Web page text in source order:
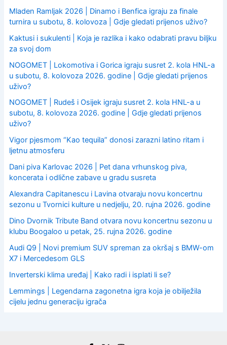
Mladen Ramljak 2026 | Dinamo i Benfica igraju za finale
turnira u subotu, 8. kolovoza | Gdje gledati prijenos uživo?
Kaktusi i sukulenti | Koja je razlika i kako odabrati pravu biljku
za svoj dom
NOGOMET | Lokomotiva i Gorica igraju susret 2. kola HNL-a
u subotu, 8. kolovoza 2026. godine | Gdje gledati prijenos
uživo?
NOGOMET | Rudeš i Osijek igraju susret 2. kola HNL-a u
subotu, 8. kolovoza 2026. godine | Gdje gledati prijenos
uživo?
Vigor pjesmom “Kao tequila” donosi zarazni latino ritam i
ljetnu atmosferu
Dani piva Karlovac 2026 | Pet dana vrhunskog piva,
koncerata i odlične zabave u gradu susreta
Alexandra Capitanescu i Lavina otvaraju novu koncertnu
sezonu u Tvornici kulture u nedjelju, 20. rujna 2026. godine
Dino Dvornik Tribute Band otvara novu koncertnu sezonu u
klubu Boogaloo u petak, 25. rujna 2026. godine
Audi Q9 | Novi premium SUV spreman za okršaj s BMW-om
X7 i Mercedesom GLS
Inverterski klima uređaj | Kako radi i isplati li se?
Lemmings | Legendarna zagonetna igra koja je obilježila
cijelu jednu generaciju igrača